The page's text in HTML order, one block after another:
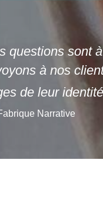
questions sont
à nos
de leur
Narrative